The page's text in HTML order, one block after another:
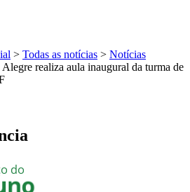
> Todas as notícias > Notícias
realiza aula inaugural da turma de